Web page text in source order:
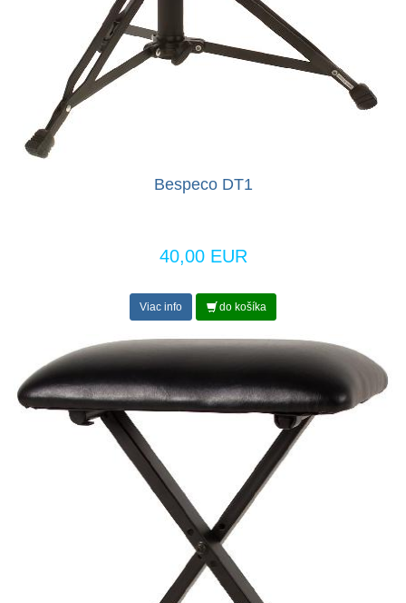
Bespeco DT1
40,00 EUR
Viac info do košíka